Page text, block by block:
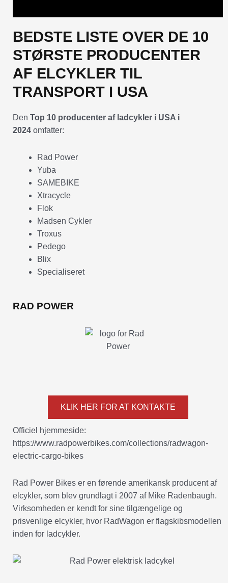
BEDSTE LISTE OVER DE 10
STØRSTE PRODUCENTER
AF ELCYKLER TIL
TRANSPORT I USA
Den Top 10 producenter af ladcykler i USA i
2024 omfatter:
Rad Power
Yuba
SAMEBIKE
Xtracycle
Flok
Madsen Cykler
Troxus
Pedego
Blix
Specialiseret
RAD POWER
KLIK HER FOR AT KONTAKTE
Officiel hjemmeside:
https://www.radpowerbikes.com/collections/radwagon-
electric-cargo-bikes
Rad Power Bikes er en førende amerikansk producent af
elcykler, som blev grundlagt i 2007 af Mike Radenbaugh.
Virksomheden er kendt for sine tilgængelige og
prisvenlige elcykler, hvor RadWagon er flagskibsmodellen
inden for ladcykler.